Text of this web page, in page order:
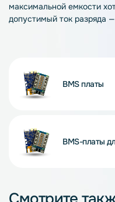
максимальной емкости
допустимый ток разряда
BMS платы
BMS-платы